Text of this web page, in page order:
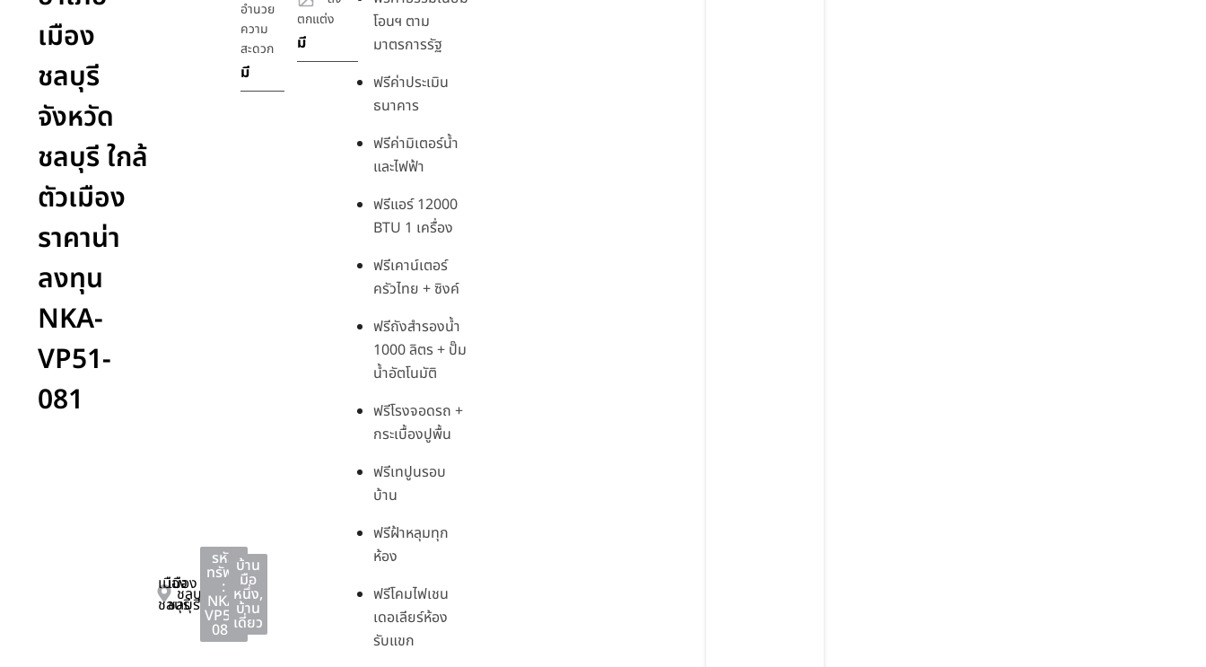
เมือง
ชลบุรี
จังหวัด
ชลบุรี ใกล้
ตัวเมือง
ราคาน่า
ลงทุน
NKA-
VP51-
081
เมือง
ชลบุรี
เมือง
ชลบุรี
ชลบุรี
รหัส
ทรัพย์
:
NKA-
VP51-
081
บ้าน
มือ
หนึ่ง,
บ้าน
เดี่ยว
อำนวย
ความ
สะดวก
มี
ตกแต่ง
มี
โอนฯ ตาม
มาตรการรัฐ
ฟรีค่าประเมิน
ธนาคาร
ฟรีค่ามิเตอร์น้ำ
และไฟฟ้า
ฟรีแอร์ 12000
BTU 1 เครื่อง
ฟรีเคาน์เตอร์
ครัวไทย + ซิงค์
ฟรีถังสำรองน้ำ
1000 ลิตร + ปั๊ม
น้ำอัตโนมัติ
ฟรีโรงจอดรถ +
กระเบื้องปูพื้น
ฟรีเทปูนรอบ
บ้าน
ฟรีฝ้าหลุมทุก
ห้อง
ฟรีโคมไฟเชน
เดอเลียร์ห้อง
รับแขก